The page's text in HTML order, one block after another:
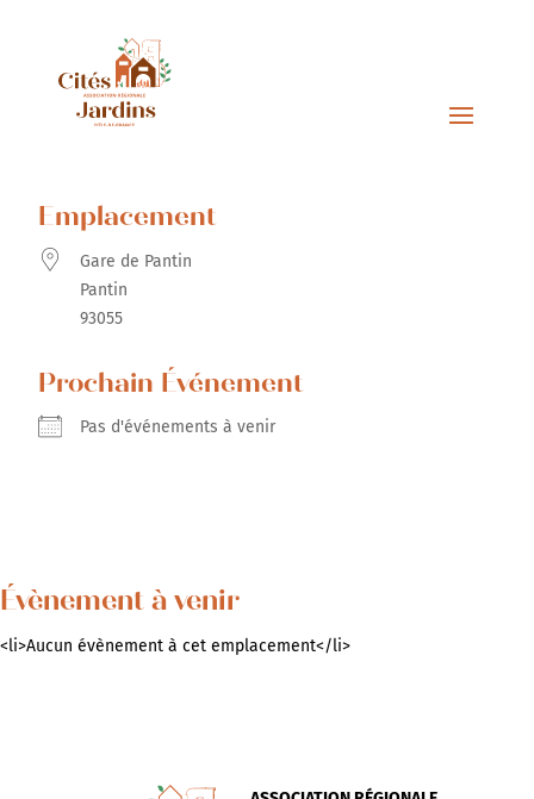
Emplacement
Gare de Pantin
Pantin
93055
Prochain Événement
Pas d'événements à venir
Évènement à venir
<li>Aucun évènement à cet emplacement</li>